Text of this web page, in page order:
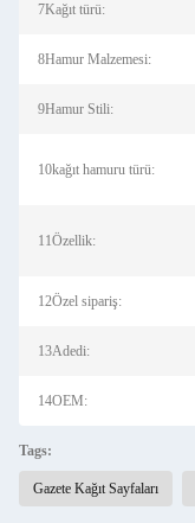
7Kağıt türü:
8Hamur Malzemesi:
9Hamur Stili:
10kağıt hamuru türü:
11Özellik:
12Özel sipariş:
13Adedi:
14OEM:
Tags:
Gazete Kağıt Sayfaları